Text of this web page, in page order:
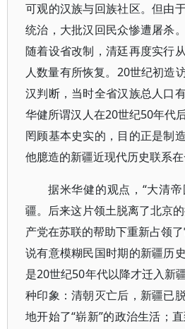
可观的汉族与回族社区。但由
统治，大批汉回民众惨遭屠杀
随着设省改制，清廷再度实行
人数量有所恢复。20世纪初造
汉判断，当时全省汉族总人口
华健所谓汉人在20世纪50年代
罔顾基本史实的，目的正是制
他臆造的新疆近现代历史联系在
据米华健的观点，“大清
疆。后来这片领土脱离了北京
产党在苏联的帮助下重新占领
说有意模糊民国时期的新疆历
是20世纪50年代以降才迁入新
种印象：清朝灭亡后，新疆已
地开始了“崭新”的政治生活；